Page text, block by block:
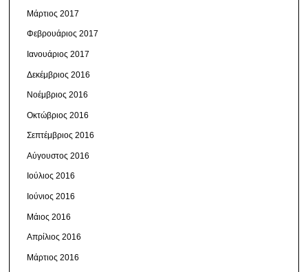
Μάρτιος 2017
Φεβρουάριος 2017
Ιανουάριος 2017
Δεκέμβριος 2016
Νοέμβριος 2016
Οκτώβριος 2016
Σεπτέμβριος 2016
Αύγουστος 2016
Ιούλιος 2016
Ιούνιος 2016
Μάιος 2016
Απρίλιος 2016
Μάρτιος 2016